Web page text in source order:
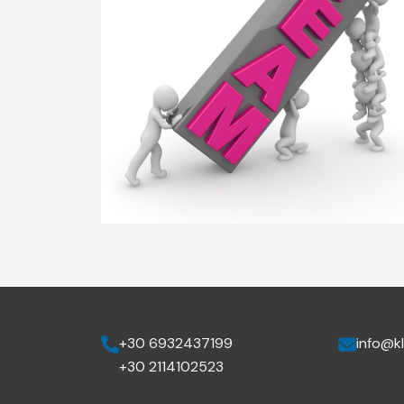
+30 6932437199
+30 2114102523